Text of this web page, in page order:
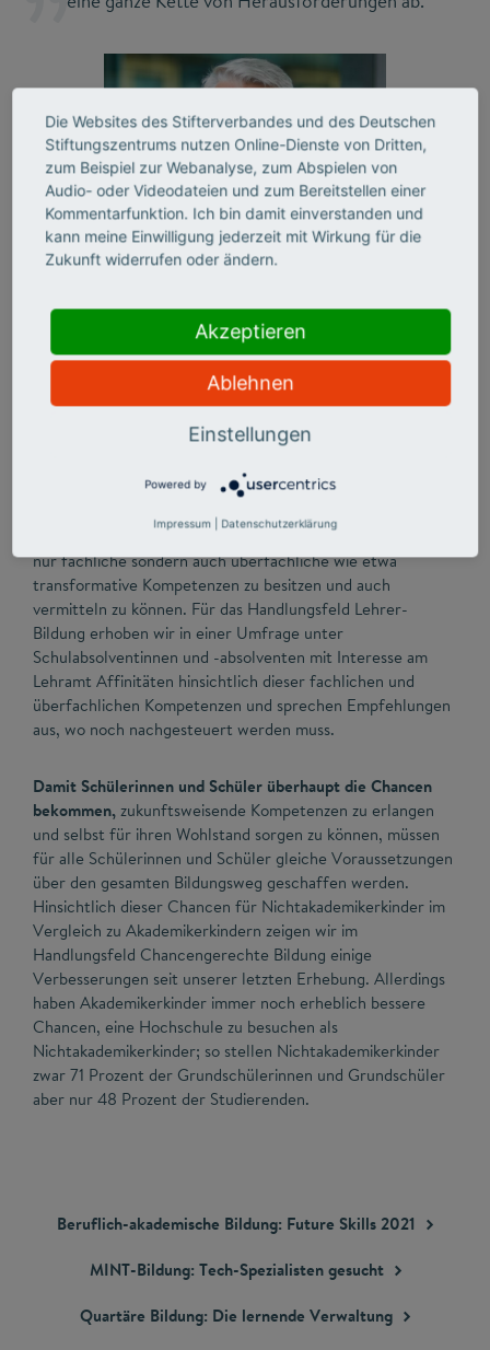
Volker Meyer-Guckel
Generalsekretär des Stifterverbandes
auch für Wohlstand und Fortschritt allgemein wird nach
wie vor in der schulischen Bildung gelegt. Die Ansprüche an
die Lehrerinnen und Lehrer von morgen steigen also, nicht
nur fachliche sondern auch überfachliche wie etwa
transformative Kompetenzen zu besitzen und auch
vermitteln zu können. Für das Handlungsfeld Lehrer-
Bildung erhoben wir in einer Umfrage unter
Schulabsolventinnen und -absolventen mit Interesse am
Lehramt Affinitäten hinsichtlich dieser fachlichen und
überfachlichen Kompetenzen und sprechen Empfehlungen
aus, wo noch nachgesteuert werden muss.
Damit Schülerinnen und Schüler überhaupt die Chancen
bekommen,zukunftsweisende Kompetenzen zu erlangen
und selbst für ihren Wohlstand sorgen zu können, müssen
für alle Schülerinnen und Schüler gleiche Voraussetzungen
über den gesamten Bildungsweg geschaffen werden.
Hinsichtlich dieser Chancen für Nichtakademikerkinder im
Vergleich zu Akademikerkindern zeigen wir im
Handlungsfeld Chancengerechte Bildung einige
Verbesserungen seit unserer letzten Erhebung. Allerdings
haben Akademikerkinder immer noch erheblich bessere
Chancen, eine Hochschule zu besuchen als
Nichtakademikerkinder; so stellen Nichtakademikerkinder
zwar 71 Prozent der Grundschülerinnen und Grundschüler
aber nur 48 Prozent der Studierenden.
Beruflich-akademische Bildung: Future Skills2021
MINT-Bildung: Tech-Spezialistengesucht
Quartäre Bildung: Die lernende Verwaltung
Die Websites des Stifterverbandes und des Deutschen
Stiftungszentrums nutzen Online-Dienste von Dritten,
zum Beispiel zur Webanalyse, zum Abspielen von
Audio- oder Videodateien und zum Bereitstellen einer
Kommentarfunktion. Ich bin damit einverstanden und
kann meine Einwilligung jederzeit mit Wirkung für die
Zukunft widerrufen oder ändern.
Akzeptieren
Ablehnen
Einstellungen
Powered by
Impressum Datenschutzerklärung